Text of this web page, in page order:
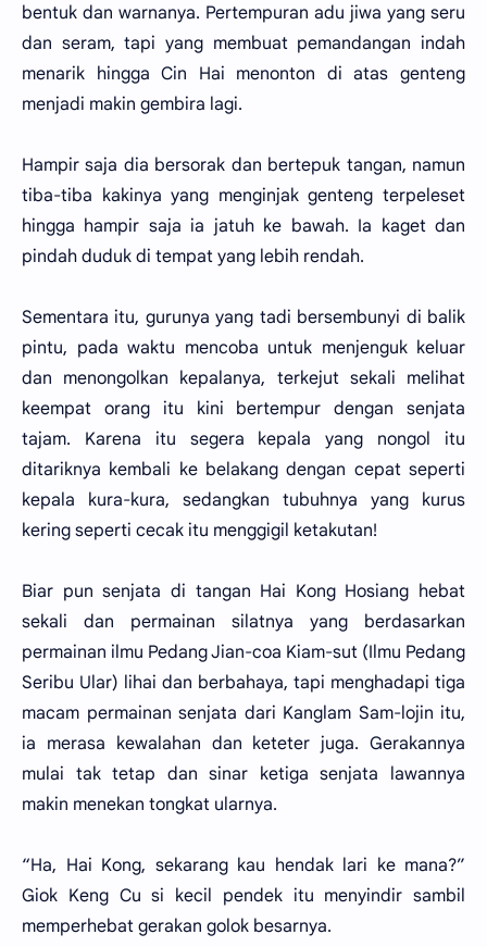
bentuk dan warnanya. Pertempuran adu jiwa yang seru
dan seram, tapi yang membuat pemandangan indah
menarik hingga Cin Hai menonton di atas genteng
menjadi makin gembira lagi.
Hampir saja dia bersorak dan bertepuk tangan, namun
tiba-tiba kakinya yang menginjak genteng terpeleset
hingga hampir saja ia jatuh ke bawah. Ia kaget dan
pindah duduk di tempat yang lebih rendah.
Sementara itu, gurunya yang tadi bersembunyi di balik
pintu, pada waktu mencoba untuk menjenguk keluar
dan menongolkan kepalanya, terkejut sekali melihat
keempat orang itu kini bertempur dengan senjata
tajam. Karena itu segera kepala yang nongol itu
ditariknya kembali ke belakang dengan cepat seperti
kepala kura-kura, sedangkan tubuhnya yang kurus
kering seperti cecak itu menggigil ketakutan!
Biar pun senjata di tangan Hai Kong Hosiang hebat
sekali dan permainan silatnya yang berdasarkan
permainan ilmu Pedang Jian-coa Kiam-sut (Ilmu Pedang
Seribu Ular) lihai dan berbahaya, tapi menghadapi tiga
macam permainan senjata dari Kanglam Sam-lojin itu,
ia merasa kewalahan dan keteter juga. Gerakannya
mulai tak tetap dan sinar ketiga senjata lawannya
makin menekan tongkat ularnya.
“Ha, Hai Kong, sekarang kau hendak lari ke mana?”
Giok Keng Cu si kecil pendek itu menyindir sambil
memperhebat gerakan golok besarnya.